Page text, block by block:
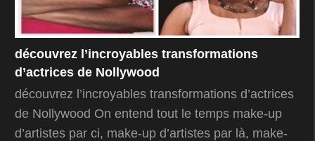
découvrez l’incroyables transformations
d’actrices de Nollywood
découvrez l’incroyables transformations d’actrices
de Nollywood On entend tout le temps make-up
d’artistes par ci, make-up d’artistes par là, make-